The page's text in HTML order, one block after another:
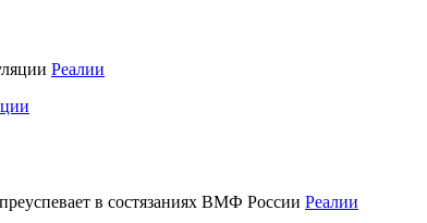
Реалии
Реалии